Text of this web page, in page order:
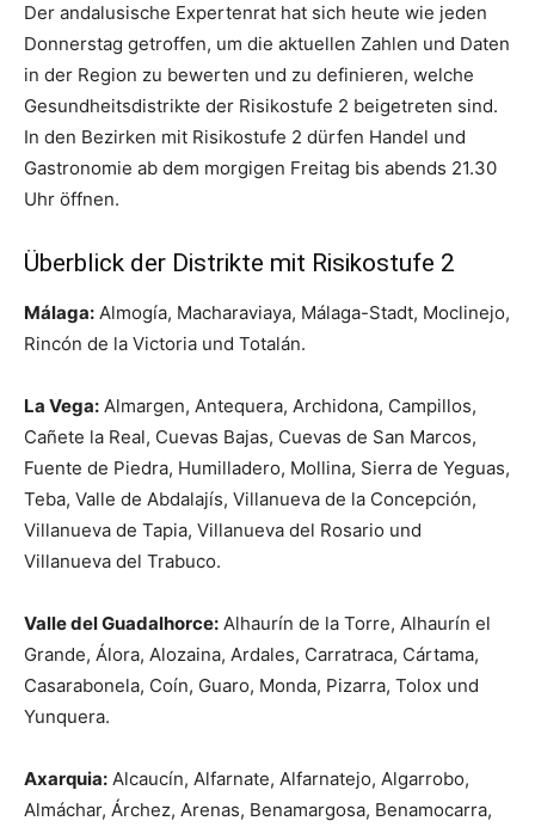
Der andalusische Expertenrat hat sich heute wie jeden
Donnerstag getroffen, um die aktuellen Zahlen und Daten
in der Region zu bewerten und zu definieren, welche
Gesundheitsdistrikte der Risikostufe 2 beigetreten sind.
In den Bezirken mit Risikostufe 2 dürfen Handel und
Gastronomie ab dem morgigen Freitag bis abends 21.30
Uhr öffnen.
Überblick der Distrikte mit Risikostufe 2
Málaga: Almogía, Macharaviaya, Málaga-Stadt, Moclinejo,
Rincón de la Victoria und Totalán.
La Vega: Almargen, Antequera, Archidona, Campillos,
Cañete la Real, Cuevas Bajas, Cuevas de San Marcos,
Fuente de Piedra, Humilladero, Mollina, Sierra de Yeguas,
Teba, Valle de Abdalajís, Villanueva de la Concepción,
Villanueva de Tapia, Villanueva del Rosario und
Villanueva del Trabuco.
Valle del Guadalhorce: Alhaurín de la Torre, Alhaurín el
Grande, Álora, Alozaina, Ardales, Carratraca, Cártama,
Casarabonela, Coín, Guaro, Monda, Pizarra, Tolox und
Yunquera.
Axarquia: Alcaucín, Alfarnate, Alfarnatejo, Algarrobo,
Almáchar, Árchez, Arenas, Benamargosa, Benamocarra,